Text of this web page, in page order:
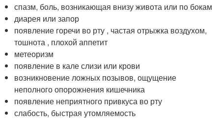
спазм, боль, возникающая внизу живота или по бокам
диарея или запор
появление горечи во рту , частая отрыжка воздухом,
тошнота , плохой аппетит
метеоризм
появление в кале слизи или крови
возникновение ложных позывов, ощущение
неполного опорожнения кишечника
появление неприятного привкуса во рту
слабость, быстрая утомляемость